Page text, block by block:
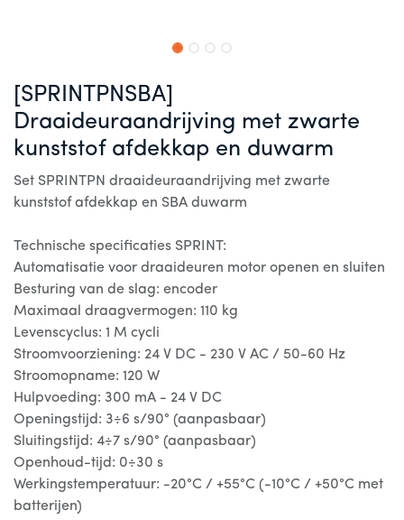
[SPRINTPNSBA]
Draaideuraandrijving met zwarte
kunststof afdekkap en duwarm
Set SPRINTPN draaideuraandrijving met zwarte
kunststof afdekkap en SBA duwarm
Technische specificaties SPRINT:
Automatisatie voor draaideuren motor openen en sluiten
Besturing van de slag: encoder
Maximaal draagvermogen: 110 kg
Levenscyclus: 1 M cycli
Stroomvoorziening: 24 V DC - 230 V AC / 50-60 Hz
Stroomopname: 120 W
Hulpvoeding: 300 mA - 24 V DC
Openingstijd: 3÷6 s/90° (aanpasbaar)
Sluitingstijd: 4÷7 s/90° (aanpasbaar)
Openhoud-tijd: 0÷30 s
Werkingstemperatuur: -20°C / +55°C (-10°C / +50°C met
batterijen)